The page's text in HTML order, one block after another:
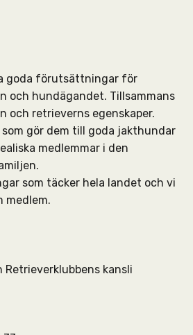
goda förutsättningar för
och hundägandet. Tillsammans
och retrieverns egenskaper.
gör dem till goda jakthundar
medlemmar i den
som täcker hela landet och vi
medlem.
Retrieverklubbens kansli